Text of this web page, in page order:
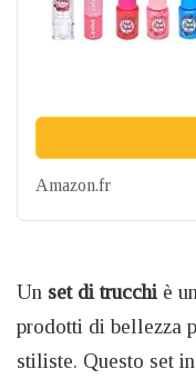
Amazon.fr
Un set di trucchi è
prodotti di bellezza
stiliste. Questo set